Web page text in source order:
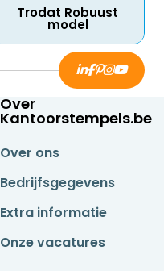
Trodat Robuust
model
Over
Kantoorstempels.be
Over ons
Bedrijfsgegevens
Extra informatie
Onze vacatures